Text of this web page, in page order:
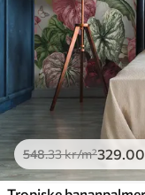
548.33kr/m²329 .00